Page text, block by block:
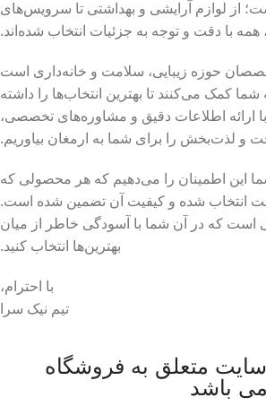
از لوازم آرایشی و بهداشتی تا سرویس‌های
همه با دقت و توجه به جزئیات انتخاب شده‌اند.
حوزه زیبایی، سلامت و خانه‌داری است
کمک می‌کنند تا بهترین انتخاب‌ها را داشته
ارائه اطلاعات دقیق و مشاوره‌های تخصصی،
و لذت‌بخش را برای شما به ارمغان بیاوریم.
این اطمینان را می‌دهیم که هر محصولی که
انتخاب شده و کیفیت آن تضمین شده است.
است که در آن شما با آسودگی خاطر از میان
بهترین‌ها انتخاب کنید.
با احترام،
تیم نیک سرا
متعلق به فروشگاه
می باشد